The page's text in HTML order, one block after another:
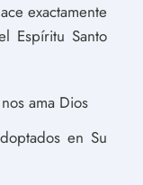
exactamente
Espíritu Santo
ama Dios
en Su